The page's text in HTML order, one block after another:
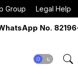
Group Legal Help
No. 82196-